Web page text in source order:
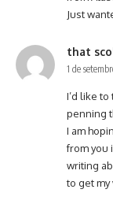
Just
that
1 de
I’d like
penning
I am
from you
writing
to get